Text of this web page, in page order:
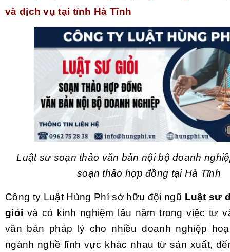
và dịch vụ tại tỉnh Hà Tĩnh
Luật sư soạn thảo văn bản nội bộ doanh
soạn thảo hợp đồng tại Hà Tĩnh
Công ty Luật Hùng Phí sở hữu đội ngũ Luật sư
giỏi và có kinh nghiệm lâu năm trong việc tư
văn bản pháp lý cho nhiều doanh nghiệp
ngành nghề lĩnh vực khác nhau từ sản xuất,